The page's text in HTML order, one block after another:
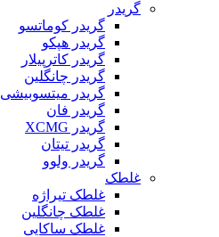
گریدر
گریدر کوماتسو
گریدر هپکو
گریدر کاترپیلار
گریدر چانگلین
گریدر میتسوبیشی
گریدر فان
گریدر XCMG
گریدر تیتان
گریدر ولوو
غلطک
غلطک تیراژه
غلطک چانگلین
غلطک ساکایی